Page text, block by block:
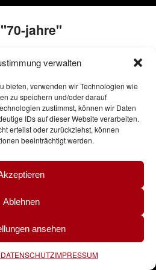
verwalten
bieten, verwenden wir Technologien wie
zu speichern und/oder darauf
zustimmst, können wir Daten
IDs auf dieser Website verarbeiten.
erteilst oder zurückziehst, können
beeinträchtigt werden.
Ablehnen
ansehen
DATENSCHUTZIMPRESSUM
jahre"
nach oben